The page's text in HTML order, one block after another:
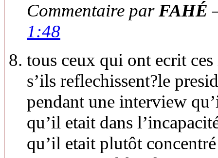
Commentaire parFAHÉ
1:48
tous ceux qui ont ecrit
s’ils reflechissent?le
pendant une interview
qu’il etait dans
qu’il etait plutôt